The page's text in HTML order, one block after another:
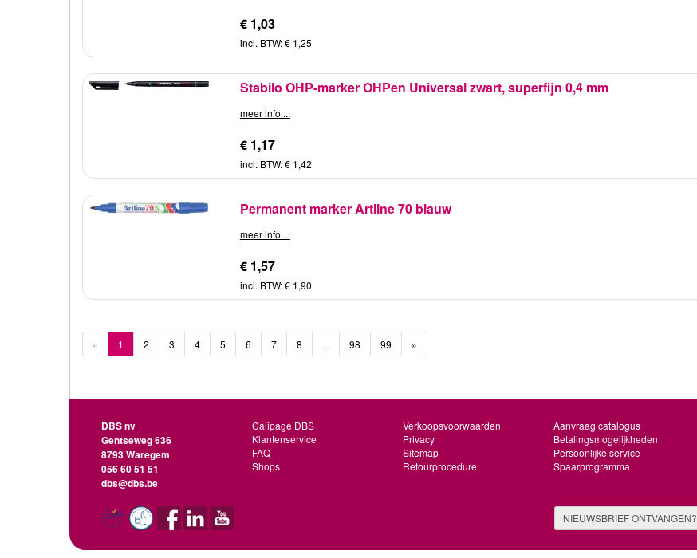
€ 1,03
incl. BTW: € 1,25
Stabilo OHP-marker OHPen Universal zwart, superfijn 0,4 mm
meer info ...
€ 1,17
incl. BTW: € 1,42
Permanent marker Artline 70 blauw
meer info ...
€ 1,57
incl. BTW: € 1,90
« 1 2 3 4 5 6 7 8 98 99 »
DBS nv
Gentseweg 636
8793 Waregem
056 60 51 51
dbs@dbs.be
Calipage DBS
Klantenservice
FAQ
Shops
Verkoopsvoorwaarden
Privacy
Sitemap
Retourprocedure
Aanvraag catalogus
Betalingsmogelijkheden
Persoonlijke service
Spaarprogramma
NIEUWSBRIEF ONTVANGEN?